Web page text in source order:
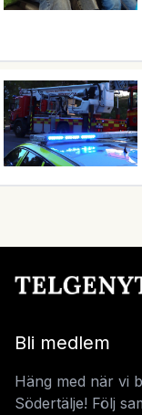
Bli medlem
Häng med när vi
Södertälje! Följ